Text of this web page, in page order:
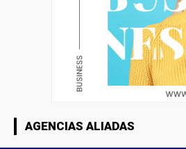
AGENCIAS ALIADAS